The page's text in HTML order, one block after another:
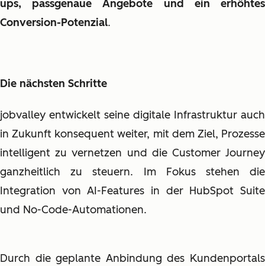
ups, passgenaue Angebote und ein erhöhtes
Conversion-Potenzial.
Die nächsten Schritte
jobvalley entwickelt seine digitale Infrastruktur auch
in Zukunft konsequent weiter, mit dem Ziel, Prozesse
intelligent zu vernetzen und die Customer Journey
ganzheitlich zu steuern. Im Fokus stehen die
Integration von AI-Features in der HubSpot Suite
und No-Code-Automationen.
Durch die geplante Anbindung des Kundenportals